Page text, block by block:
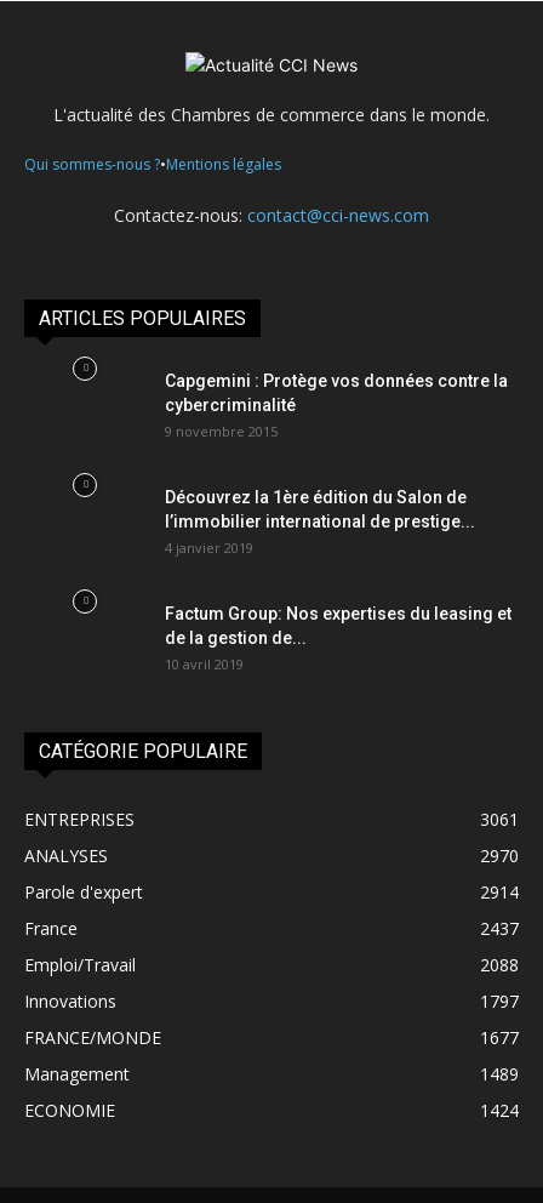
L'actualité des Chambres de commerce dans le monde.
Qui sommes-nous ?•Mentions légales
Contactez-nous: contact@cci-news.com
ARTICLES POPULAIRES
Capgemini : Protège vos données contre la
cybercriminalité
9 novembre 2015
Découvrez la 1ère édition du Salon de
l’immobilier international de prestige...
4 janvier 2019
Factum Group: Nos expertises du leasing et
de la gestion de...
10 avril 2019
CATÉGORIE POPULAIRE
ENTREPRISES
3061
ANALYSES
2970
Parole d'expert
2914
France
2437
Emploi/Travail
2088
Innovations
1797
FRANCE/MONDE
1677
Management
1489
ECONOMIE
1424